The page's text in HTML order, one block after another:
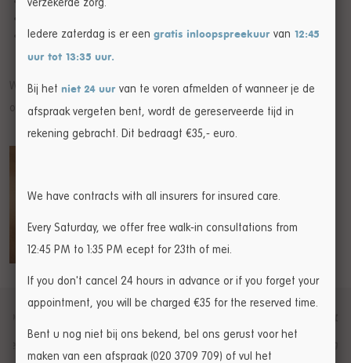
Houdingsproblemen verminderen
Wil je hier meer over weten of meteen een afspraak maken? Bel
ons op020 3709 709of vul hetcontactformulierin.
verzekerde zorg.
Iedere zaterdag is er een gratis inloopspreekuur van 12:45
uur tot 13:35 uur.
Bij het niet 24 uur van te voren afmelden of wanneer je de
afspraak vergeten bent, wordt de gereserveerde tijd in
rekening gebracht. Dit bedraagt €35,- euro.
We have contracts with all insurers for insured care.
Every Saturday, we offer free walk-in consultations from
12:45 PM to 1:35 PM ecept for 23th of mei.
If you don't cancel 24 hours in advance or if you forget your
appointment, you will be charged €35 for the reserved time.
Bent u nog niet bij ons bekend, bel ons gerust voor het
maken van een afspraak (020 3709 709) of vul het